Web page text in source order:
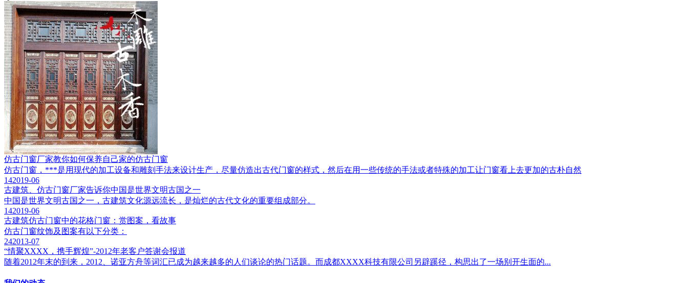
仿古门窗厂家教你如何保养自己家的仿古门窗
仿古门窗，***是用现代的加工设备和雕刻手法来设计生产，尽量仿造出古代门窗的样式，然后在用一些传统的手法或者特殊的加工让门窗看上去更加的古朴自然
142019-06
古建筑、仿古门窗厂家告诉你中国是世界文明古国之一
中国是世界文明古国之一，古建筑文化源远流长，是灿烂的古代文化的重要组成部分。
142019-06
古建筑仿古门窗中的花格门窗：赏图案，看故事
仿古门窗纹饰及图案有以下分类：
242013-07
“情聚XXXX，携手辉煌”-2012年老客户答谢会报道
随着2012年末的到来，2012、诺亚方舟等词汇已成为越来越多的人们谈论的热门话题。而成都XXXX科技有限公司另辟蹊径，构思出了一场别开生面的...